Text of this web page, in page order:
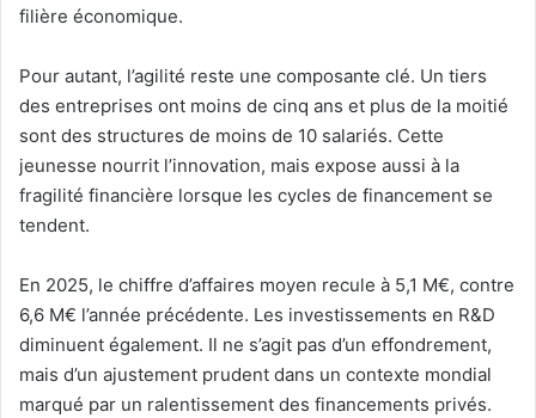
filière économique.
Pour autant, l’agilité reste une composante clé. Un tiers
des entreprises ont moins de cinq ans et plus de la moitié
sont des structures de moins de 10 salariés. Cette
jeunesse nourrit l’innovation, mais expose aussi à la
fragilité financière lorsque les cycles de financement se
tendent.
En 2025, le chiffre d’affaires moyen recule à 5,1 M€, contre
6,6 M€ l’année précédente. Les investissements en R&D
diminuent également. Il ne s’agit pas d’un effondrement,
mais d’un ajustement prudent dans un contexte mondial
marqué par un ralentissement des financements privés.